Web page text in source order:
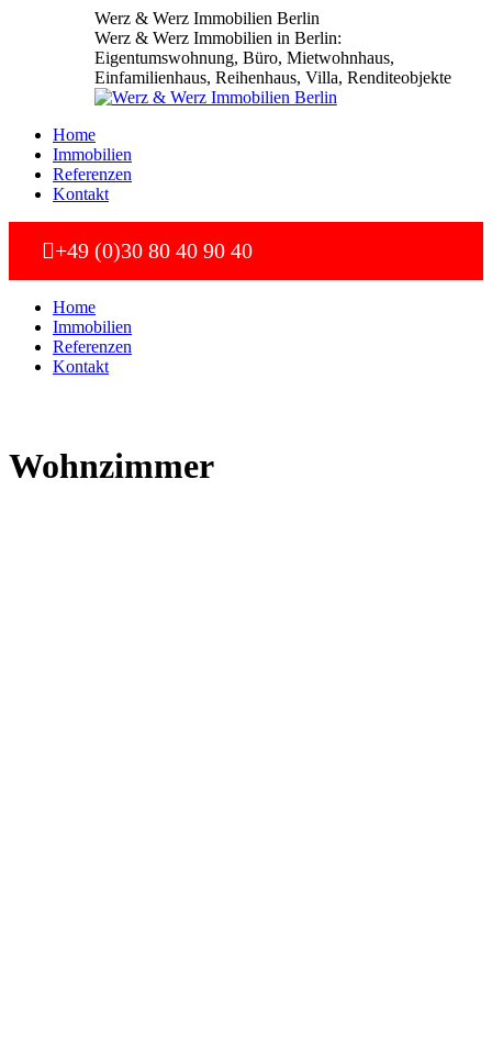
Werz & Werz Immobilien Berlin
Werz & Werz Immobilien in Berlin:
Eigentumswohnung, Büro, Mietwohnhaus,
Einfamilienhaus, Reihenhaus, Villa, Renditeobjekte
Home
Immobilien
Referenzen
Kontakt
+49 (0)30 80 40 90 40
Home
Immobilien
Referenzen
Kontakt
Wohnzimmer